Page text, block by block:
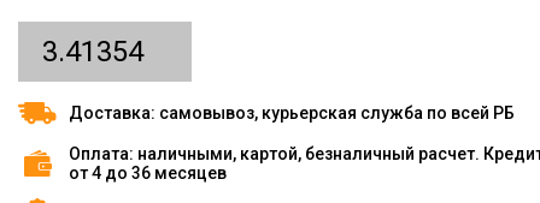
3.41354
Доставка: самовывоз, курьерская служба по всей РБ
Оплата: наличными, картой, безналичный расчет.
от 4 до 36 месяцев